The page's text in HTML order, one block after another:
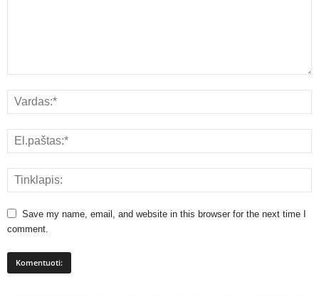
Save my name, email, and website in this browser for the next time I
comment.